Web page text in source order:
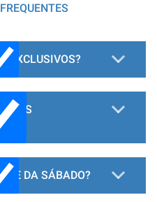
EXCLUSIVOS?
OS
DA SÁBADO?